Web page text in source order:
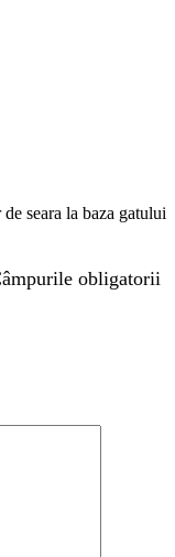
seara la baza gatului
obligatorii